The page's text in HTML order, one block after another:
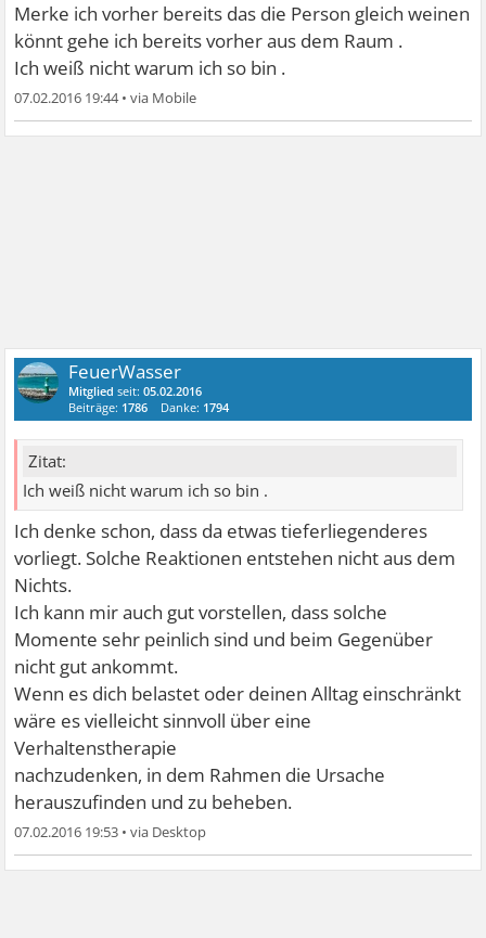
Merke ich vorher bereits das die Person gleich weinen
könnt gehe ich bereits vorher aus dem Raum .
Ich weiß nicht warum ich so bin .
07.02.2016 19:44•
FeuerWasser
Mitglied seit:05.02.2016
Beiträge: 1786 Danke: 1794
Zitat:
Ich weiß nicht warum ich so bin .
Ich denke schon, dass da etwas tieferliegenderes
vorliegt. Solche Reaktionen entstehen nicht aus dem
Nichts.
Ich kann mir auch gut vorstellen, dass solche
Momente sehr peinlich sind und beim Gegenüber
nicht gut ankommt.
Wenn es dich belastet oder deinen Alltag einschränkt
wäre es vielleicht sinnvoll über eine
Verhaltenstherapie
nachzudenken, in dem Rahmen die Ursache
herauszufinden und zu beheben.
07.02.2016 19:53 •